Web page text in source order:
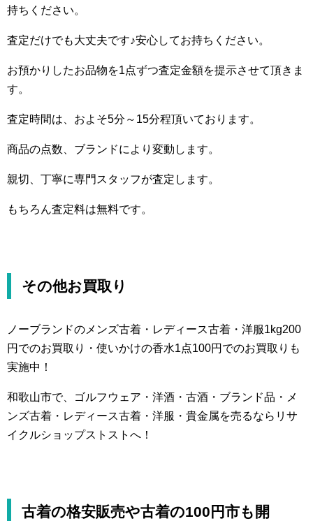
持ちください。
査定だけでも大丈夫です♪安心してお持ちください。
お預かりしたお品物を1点ずつ査定金額を提示させて頂きま
す。
査定時間は、およそ5分～15分程頂いております。
商品の点数、ブランドにより変動します。
親切、丁寧に専門スタッフが査定します。
もちろん査定料は無料です。
その他お買取り
ノーブランドのメンズ古着・レディース古着・洋服1kg200
円でのお買取り・使いかけの香水1点100円でのお買取りも
実施中！
和歌山市で、ゴルフウェア・洋酒・古酒・ブランド品・メ
ンズ古着・レディース古着・洋服・貴金属を売るならリサ
イクルショップストストへ！
古着の格安販売や古着の100円市も開